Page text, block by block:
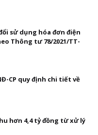
sử dụng hóa đơn điện
Thông tư 78/2021/TT-
CP quy định chi tiết về
hơn 4,4 tỷ đồng từ xử lý